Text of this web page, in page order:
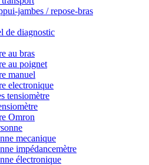
jambes / repose-bras
de diagnostic
au bras
au poignet
manuel
electronique
tensiomètre
Omron
mecanique
impédancemètre
électronique